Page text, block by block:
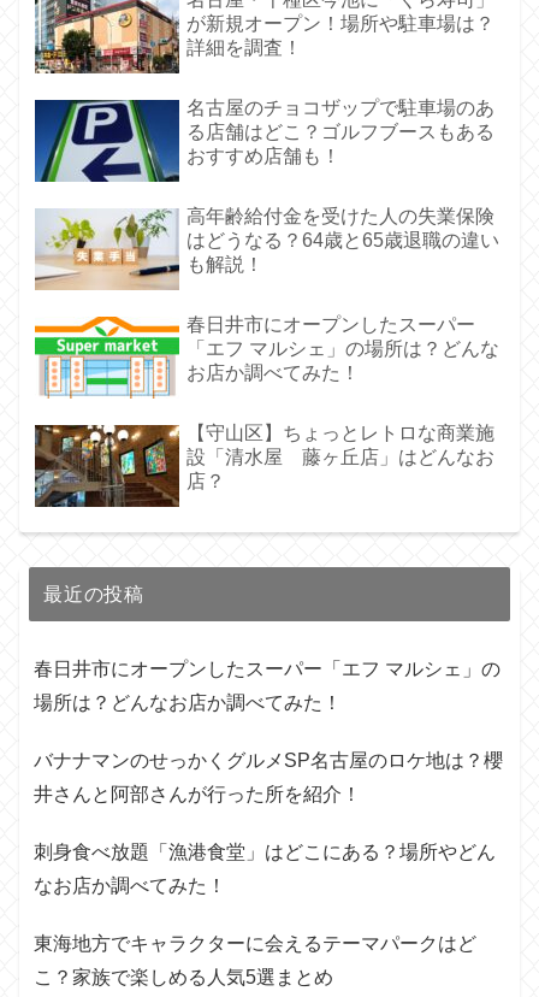
が新規オープン！場所や駐車場は？
詳細を調査！
名古屋のチョコザップで駐車場のあ
る店舗はどこ？ゴルフブースもある
おすすめ店舗も！
高年齢給付金を受けた人の失業保険
はどうなる？64歳と65歳退職の違い
も解説！
春日井市にオープンしたスーパー
「エフ マルシェ」の場所は？どんな
お店か調べてみた！
【守山区】ちょっとレトロな商業施
設「清水屋 藤ヶ丘店」はどんなお
店？
最近の投稿
春日井市にオープンしたスーパー「エフ マルシェ」の
場所は？どんなお店か調べてみた！
バナナマンのせっかくグルメSP名古屋のロケ地は？櫻
井さんと阿部さんが行った所を紹介！
刺身食べ放題「漁港食堂」はどこにある？場所やどん
なお店か調べてみた！
東海地方でキャラクターに会えるテーマパークはど
こ？家族で楽しめる人気5選まとめ